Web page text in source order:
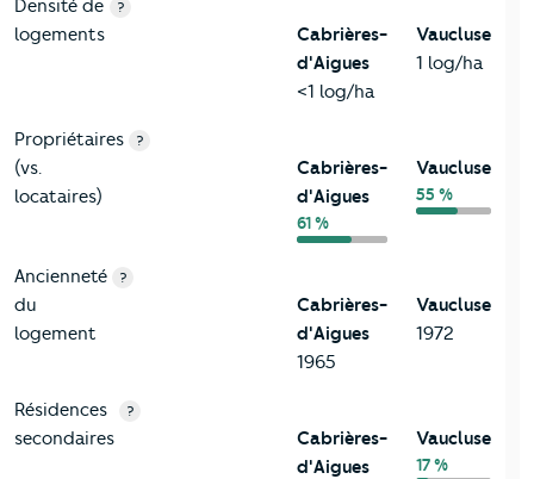
Critères Cabrières-d'Aigues
Densité de
logements
?
Cabrières-
d'Aigues
<1 log/ha
Vaucluse
1 log/ha
Propriétaires
(vs.
locataires)
?
Cabrières-
d'Aigues
61 %
Vaucluse
55 %
Ancienneté
du
logement
?
Cabrières-
d'Aigues
1965
Vaucluse
1972
Résidences
secondaires
?
Cabrières-
d'Aigues
Vaucluse
17 %